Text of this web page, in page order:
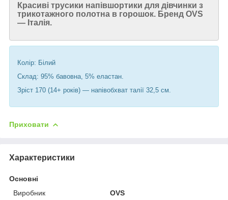
Красиві трусики напівшортики для дівчинки з
трикотажного полотна в горошок. Бренд OVS
— Італія.
Колір: Білий
Склад: 95% бавовна, 5% еластан.
Зріст 170 (14+ років) — напівобхват талії 32,5 см.
Приховати
Характеристики
Основні
Виробник
OVS